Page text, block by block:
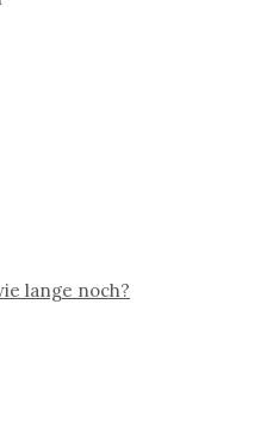
lange noch?